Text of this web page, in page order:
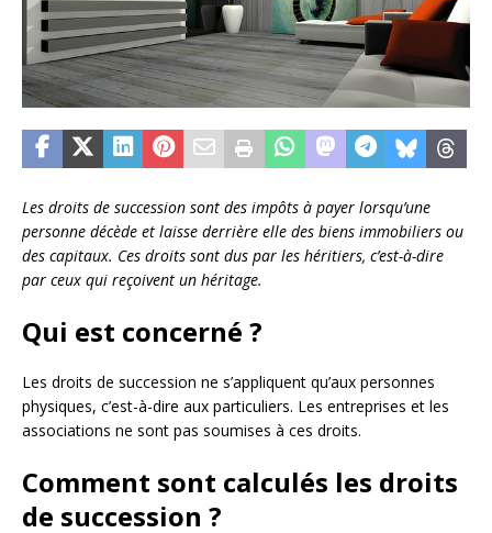
Les droits de succession sont des impôts à payer lorsqu’une
personne décède et laisse derrière elle des biens immobiliers ou
des capitaux. Ces droits sont dus par les héritiers, c’est-à-dire
par ceux qui reçoivent un héritage.
Qui est concerné ?
Les droits de succession ne s’appliquent qu’aux personnes
physiques, c’est-à-dire aux particuliers. Les entreprises et les
associations ne sont pas soumises à ces droits.
Comment sont calculés les droits
de succession ?